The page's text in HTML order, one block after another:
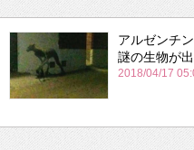
アルゼンチ
謎の生物が
2018/04/17